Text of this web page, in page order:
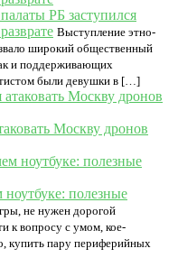
РБ заступился
Выступление этно-
широкий общественный
и поддерживающих
были девушки в […]
Москву дронов
полезные
не нужен дорогой
к вопросу с умом, кое-
купить пару периферийных